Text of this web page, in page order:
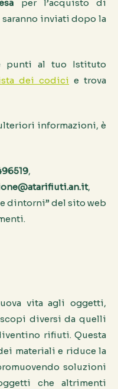
per l’acquisto di
inviati dopo la
punti al tuo Istituto
dei codici e trova
informazioni, è
,
,
dintorni” del sito web
vita agli oggetti,
diversi da quelli
rifiuti. Questa
materiali e riduce la
soluzioni
che altrimenti